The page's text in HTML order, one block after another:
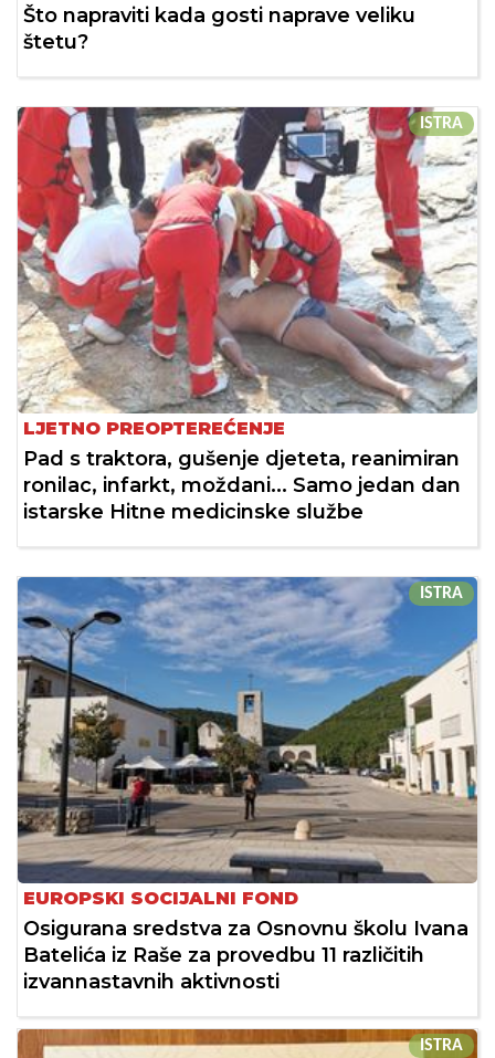
Što napraviti kada gosti naprave veliku
štetu?
ISTRA
LJETNO PREOPTEREĆENJE
Pad s traktora, gušenje djeteta, reanimiran
ronilac, infarkt, moždani... Samo jedan dan
istarske Hitne medicinske službe
ISTRA
EUROPSKI SOCIJALNI FOND
Osigurana sredstva za Osnovnu školu Ivana
Batelića iz Raše za provedbu 11 različitih
izvannastavnih aktivnosti
ISTRA